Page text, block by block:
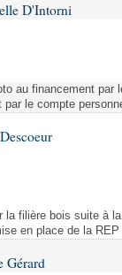
D'Intorni
au financement par
le compte
la filière bois suite à
en place de la REP
Gérard